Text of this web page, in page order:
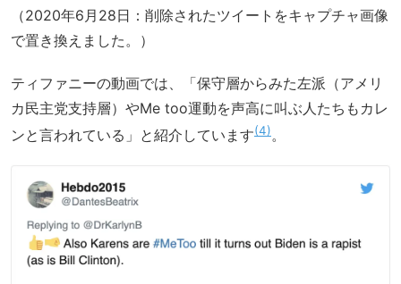
（2020年6月28日：削除されたツイートをキャプチャ画像
で置き換えました。）
ティファニーの動画では、「保守層からみた左派（アメリ
カ民主党支持層）やMe too運動を声高に叫ぶ人たちもカレ
ンと言われている」と紹介しています 4 。